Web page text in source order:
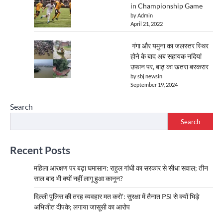
in Championship Game
by Admin
April 21, 2022
गंगा और यमुना का जलस्तर स्थिर
होने के बाद अब सहायक नदियां
उफान पर, बाढ़ का खतरा बरकरार
by sbj newsin
September 19, 2024
Search
Search
Recent Posts
महिला आरक्षण पर बढ़ा घमासान: राहुल गांधी का सरकार से सीधा सवाल; तीन
साल बाद भी क्यों नहीं लागू हुआ कानून?
दिल्ली पुलिस की तरह व्यवहार मत करो’: सुरक्षा में तैनात PSI से क्यों भिड़े
अभिजीत दीपके; लगाया जासूसी का आरोप